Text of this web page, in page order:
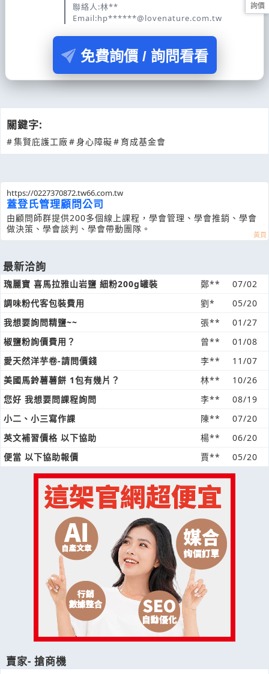
聯絡人:林**
Email:hp******@lovenature.com.tw
免費詢價 / 詢問看看
關鍵字:
#集賢庇護工廠#身心障礙#育成基金會
https://0227370872.tw66.com.tw
蓋登氏管理顧問公司
由顧問師群提供200多個線上課程，學會管理、學會推銷、學會
做決策、學會談判、學會帶動團隊。
最新洽詢
瑰麗寶 喜馬拉雅山岩鹽 細粉200g罐裝 鄭**
07/02
調味粉代客包裝費用
劉*
05/20
我想要詢問精鹽~~
張**
01/27
椒鹽粉詢價費用？
曾**
01/08
愛天然洋芋卷-請問價錢
李**
11/07
美國馬鈴薯薯餅 1包有幾片？
林**
10/26
您好 我想要問課程詢問
李**
08/19
小二、小三寫作課
陳**
07/20
英文補習價格 以下協助
楊**
06/20
便當 以下協助報價
賈** 05/20
賣家- 搶商機
詢價